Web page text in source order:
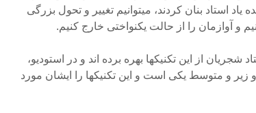
یاد استاد بنان کردند، میتوانیم تغییر و تحول بزرگی
و آوازمان را از حالت یکنواختی خارج کنیم.
شجریان از این تکنیکها بهره برده اند و در استودیو،
و متوسط یکی است و این تکنیکها را ایشان مورد